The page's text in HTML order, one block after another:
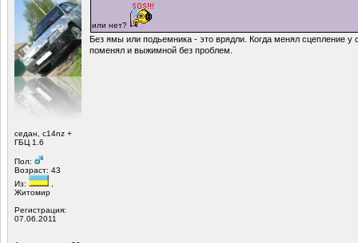
седан, c14nz +
ГБЦ 1.6
Пол:
Возраст: 43
Из:
Житомир
Регистрация:
07.06.2011
или нет?
Без ямы или подьемника - это врядли. Когда менял сцепление у
поменял и выжимной без проблем.